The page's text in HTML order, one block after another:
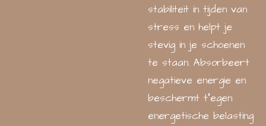
stabiliteit in tijden van
stress en helpt je
stevig in je schoenen
te staan. Absorbeert
negatieve energie en
beschermt t”egen
energetische belasting